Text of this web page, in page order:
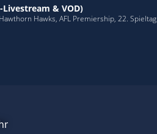
Livestream & VOD)
Hawks, AFL Premiership, 22. Spieltag